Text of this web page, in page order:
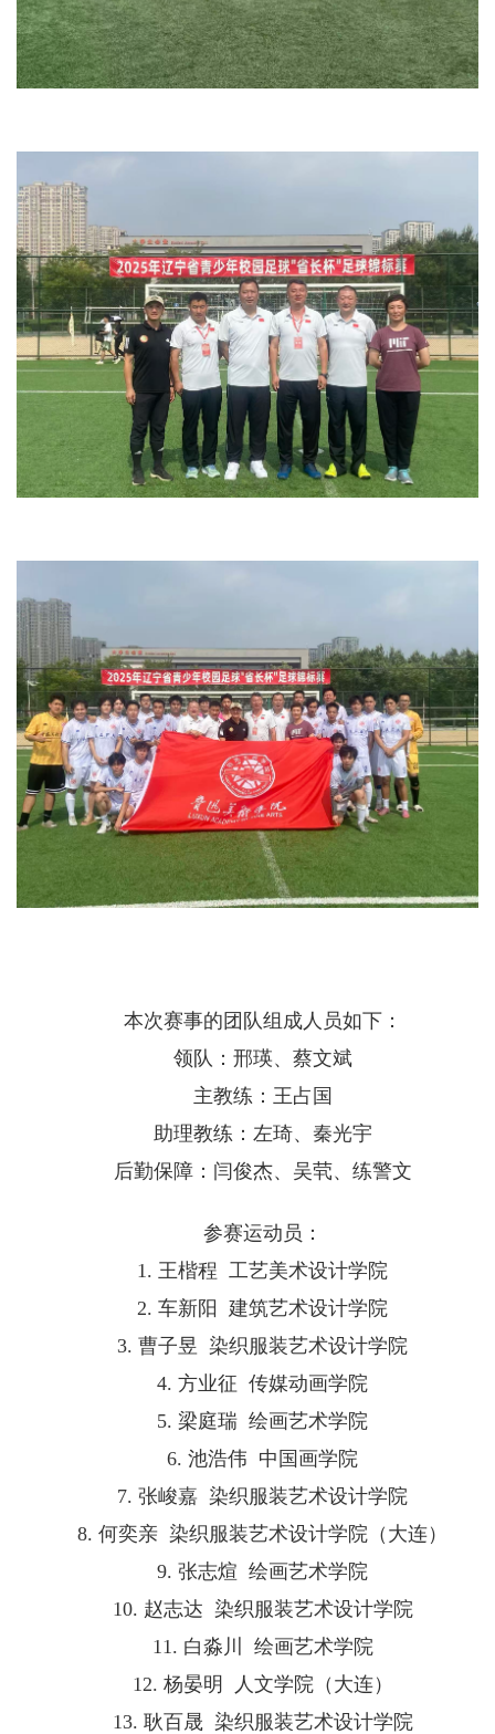
本次赛事的团队组成人员如下：
领队：邢瑛、蔡文斌
主教练：王占国
助理教练：左琦、秦光宇
后勤保障：闫俊杰、吴茕、练警文
参赛运动员：
1. 王楷程 工艺美术设计学院
2. 车新阳 建筑艺术设计学院
3. 曹子昱 染织服装艺术设计学院
4. 方业征 传媒动画学院
5. 梁庭瑞 绘画艺术学院
6. 池浩伟 中国画学院
7. 张峻嘉 染织服装艺术设计学院
8. 何奕亲 染织服装艺术设计学院（大连）
9. 张志煊 绘画艺术学院
10. 赵志达 染织服装艺术设计学院
11. 白淼川 绘画艺术学院
12. 杨晏明 人文学院（大连）
13. 耿百晟 染织服装艺术设计学院